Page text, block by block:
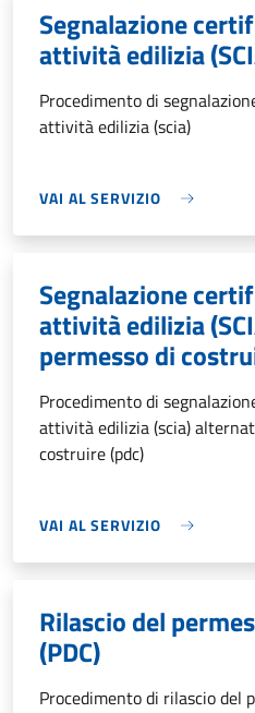
Segnalazione
attività edilizia
Procedimento di
attività edilizia (scia)
VAI AL SERVIZIO
Segnalazione
attività edilizia
permesso di
Procedimento di
attività edilizia (scia)
costruire (pdc)
VAI AL SERVIZIO
Rilascio del
(PDC)
Procedimento di rilascio del